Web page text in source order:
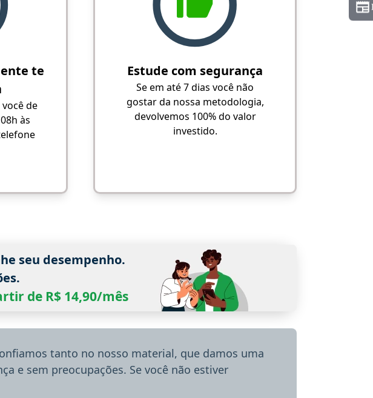
te
de
às
Estude com segurança
Se em até 7 dias você não
gostar da nossa metodologia,
devolvemos 100% do valor
investido.
seu desempenho.
de R$ 14,90/mês
tanto no nosso material, que damos uma
e sem preocupações. Se você não estiver